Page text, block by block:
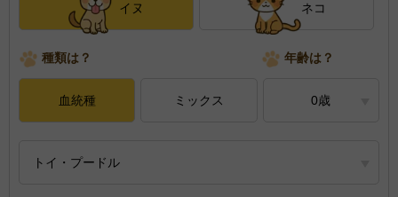
イヌ ネコ
種類は？ 年齢は？
血統種 ミックス 0歳
トイ・プードル